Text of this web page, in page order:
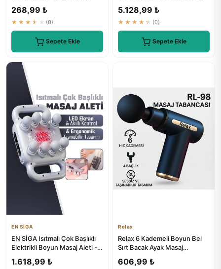
268,99 ₺
★★★★★ (0)
Sepete Ekle
5.128,99 ₺
★★★★★ (0)
Sepete Ekle
EN SİGA
EN SİGA Isıtmalı Çok Başlıklı
Elektrikli Boyun Masaj Aleti -
1.618,99 ₺
Relax
Relax 6 Kademeli Boyun Bel
Sırt Bacak Ayak Masaj
606,99 ₺